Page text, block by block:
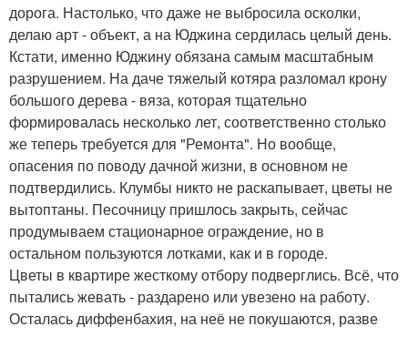
дорога. Настолько, что даже не выбросила осколки,
делаю арт - объект, а на Юджина сердилась целый день.
Кстати, именно Юджину обязана самым масштабным
разрушением. На даче тяжелый котяра разломал крону
большого дерева - вяза, которая тщательно
формировалась несколько лет, соответственно столько
же теперь требуется для "Ремонта". Но вообще,
опасения по поводу дачной жизни, в основном не
подтвердились. Клумбы никто не раскапывает, цветы не
вытоптаны. Песочницу пришлось закрыть, сейчас
продумываем стационарное ограждение, но в
остальном пользуются лотками, как и в городе.
Цветы в квартире жесткому отбору подверглись. Всё, что
пытались жевать - раздарено или увезено на работу.
Осталась диффенбахия, на неё не покушаются, разве